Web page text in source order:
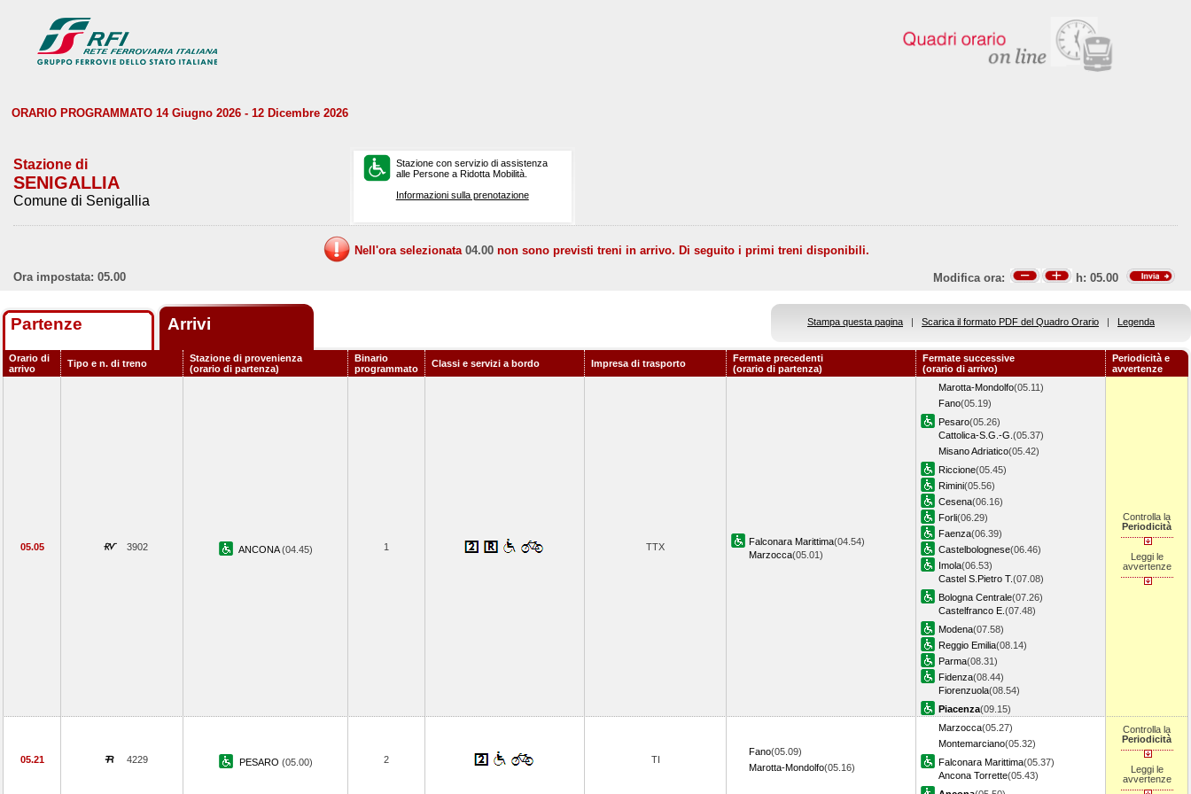
ORARIO PROGRAMMATO 14 Giugno 2026 - 12 Dicembre 2026
Stazione di
SENIGALLIA
Comune di Senigallia
Stazione con servizio di assistenza
alle Persone a Ridotta Mobilità.
Informazioni sulla prenotazione
Nell'ora selezionata 04.00 non sono previsti treni in arrivo. Di seguito i primi treni disponibili.
Ora impostata: 05.00
Modifica ora: h: 05.00
Partenze Arrivi Stampa questa pagina | Scarica il formato PDF del Quadro Orario | Legenda
Orario di
arrivo
Tipo e n. di treno
Stazione di provenienza
(orario di partenza)
Binario
programmato
Classi e servizi a bordo Impresa di trasporto
Fermate precedenti
(orario di partenza)
Fermate successive
(orario di arrivo)
Periodicità e
avvertenze
05.05 3902 ANCONA(04.45) 1 TTX Falconara Marittima(04.54)
Marzocca(05.01)
Marotta-Mondolfo(05.11)
Fano(05.19)
Pesaro(05.26)
Cattolica-S.G.-G. (05.37)
Misano Adriatico(05.42)
Riccione(05.45)
Rimini(05.56)
Cesena(06.16)
Forli(06.29)
Faenza(06.39)
Castelbolognese(06.46)
Imola(06.53)
Castel S.Pietro T.(07.08)
Bologna Centrale(07.26)
Castelfranco E. (07.48)
Modena(07.58)
Reggio Emilia(08.14)
Parma(08.31)
Fidenza(08.44)
Fiorenzuola(08.54)
Piacenza(09.15)
Controlla la
Periodicità
Leggi le
avvertenze
05.21 4229 PESARO (05.00) 2 TI
Fano(05.09)
Marotta-Mondolfo(05.16)
Marzocca(05.27)
Montemarciano(05.32)
Falconara Marittima(05.37)
Ancona Torrette(05.43)
Controlla la
Periodicità
Leggi le
avvertenze